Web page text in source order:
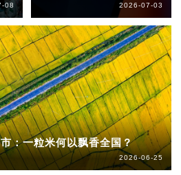
08 2026-07-03
：一粒米何以飘香全国？
2026-06-25